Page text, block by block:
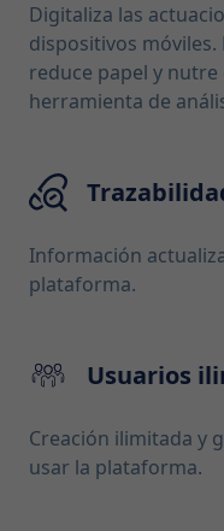
Digitaliza las
dispositivos
reduce papel y
herramienta de
Información
plataforma.
Usuarios
Creación ilimitada y
usar la plataforma.